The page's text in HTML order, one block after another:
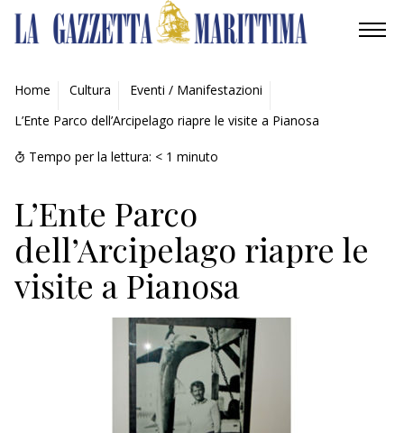
AMBIENTE
MOBILITÀ
INDUSTRIA
RICERCA
ECONOMIA
TURISMO
Home Cultura
Eventi / Manifestazioni
L’Ente Parco dell’Arcipelago riapre le visite a Pianosa
Tempo per la lettura: < 1 minuto
L’Ente Parco
dell’Arcipelago riapre le
visite a Pianosa